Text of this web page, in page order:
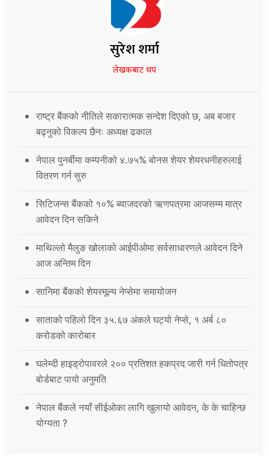
सुरेश शर्मा
लेखकबाट थप
राष्ट्र बैंकको नीतिले सकारात्मक सन्देश दिएको छ, अब बजार
बढ्नुको विकल्प छैनः अध्यक्ष ढकाल
नेपाल पुनर्बीमा कम्पनीको ४.७५% बोनस शेयर शेयरधनीहरुलाई
वितरण गर्न सुरु
सिटिजन्स बैंकको १०% ब्याजदरको ऋणपत्रमा आजसम्म मात्र
आवेदन दिन सकिने
माथिल्लो मैलुङ खोलाको आईपीओमा सर्वसाधारणले आवेदन दिने
आज अन्तिम दिन
सानिमा बैंकको शेयरमूल्य नेप्सेमा समायोजन
साताको पहिलो दिन ३५.६७ अंकले घट्यो नेप्से, १ अर्ब ८०
करोडको कारोबार
घलेम्दी हाइड्रोपावरले २०० प्रतिशत हकप्रद जारी गर्न धितोपत्र
बोर्डबाट पायो अनुमति
नेपाल बैंकले नयाँ सीईओका लागि खुलायो आवेदन, के के चाहिन्छ
योग्यता ?